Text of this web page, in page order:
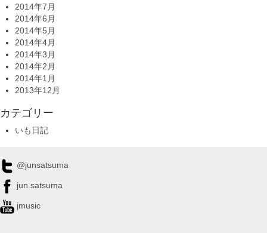
2014年7月
2014年6月
2014年5月
2014年4月
2014年3月
2014年2月
2014年1月
2013年12月
カテゴリー
いも日記
@junsatsuma
jun.satsuma
jmusic